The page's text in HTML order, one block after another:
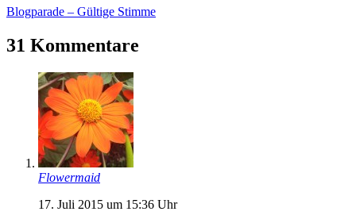
Blogparade – Gültige Stimme
31 Kommentare
Flowermaid
17. Juli 2015 um 15:36 Uhr